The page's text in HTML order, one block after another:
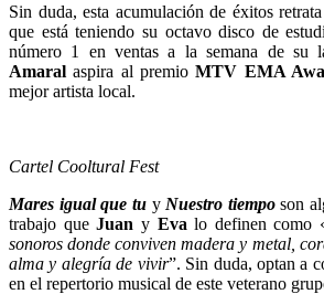
Sin duda, esta acumulación de éxitos
que está teniendo su octavo disco de
número 1 en ventas a la semana de su
Amaral aspira al premioMTV EMA
mejor artista local.
Cartel Cooltural Fest
Mares igual que tu y Nuestro tiemposon
trabajo queJuan y Eva lo definen como
sonoros donde conviven madera y metal,
alma y alegría de vivir”. Sin duda, optan a
en el repertorio musical de este veterano